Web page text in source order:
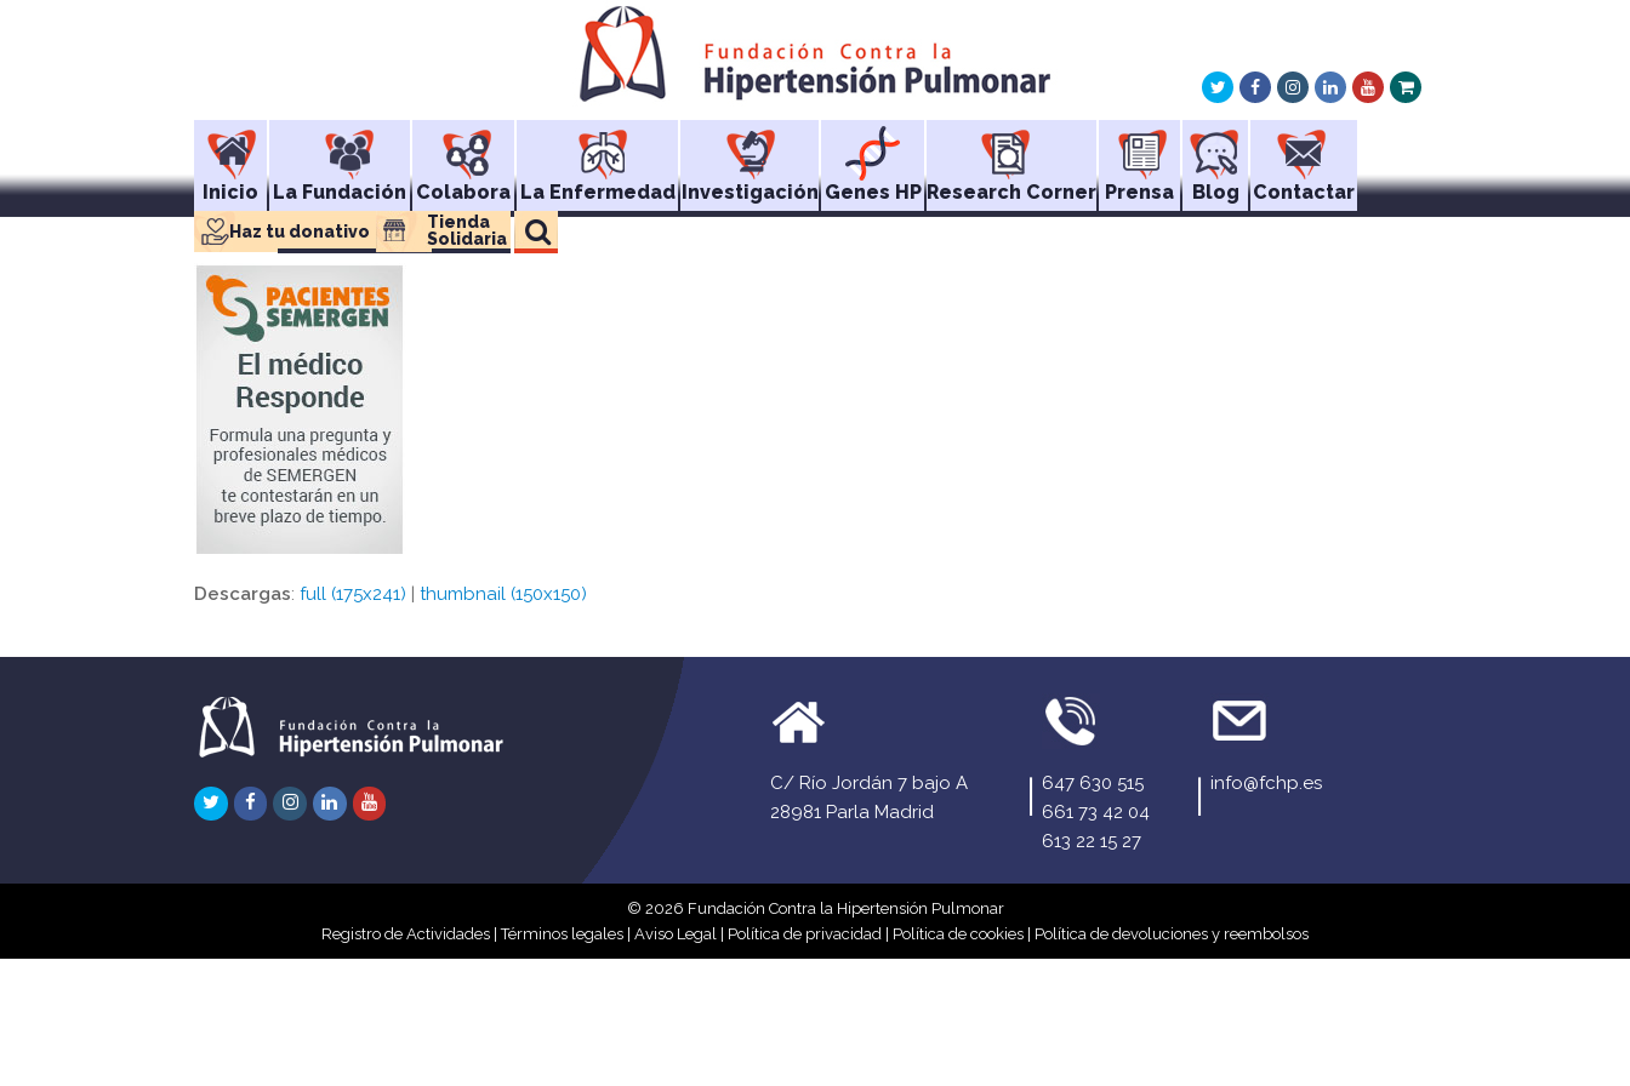
TwitterFacebookInstagram
LinkedInYoutube
Xing
Inicio La Fundación Colabora La Enfermedad Investigación Genes HP Research Corner Prensa Blog Contactar
Haz tu donativo
Tienda
Solidaria
Descargas: full (175x241) | thumbnail (150x150)
TwitterFacebook
Instagram
LinkedInYoutube
C/ Río Jordán 7 bajo A
28981 Parla Madrid
647 630 515
661 73 42 04
613 22 15 27
info@fchp.es
© 2026 Fundación Contra la Hipertensión Pulmonar
Registro de Actividades |Términos legales Aviso Legal Política de privacidad Política de cookies Política de devoluciones y reembolsos